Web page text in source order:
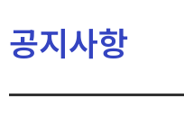
공지사항